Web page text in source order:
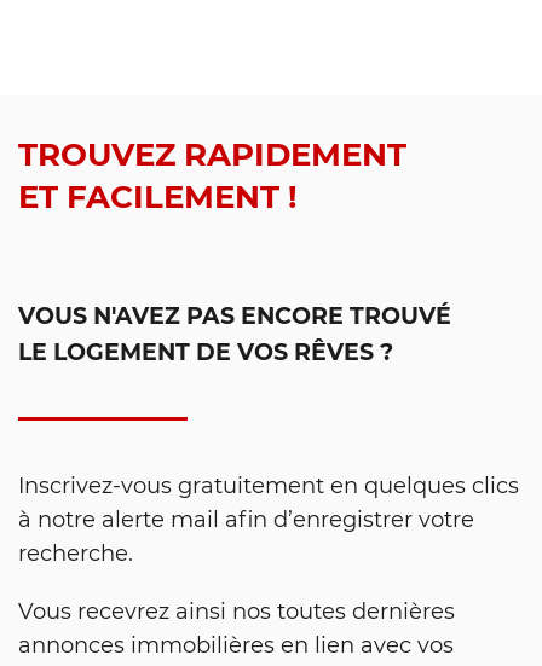
TROUVEZ RAPIDEMENT
ET FACILEMENT !
VOUS N'AVEZ PAS ENCORE TROUVÉ
LE LOGEMENT DE VOS RÊVES ?
Inscrivez-vous gratuitement en quelques clics
à notre alerte mail afin d’enregistrer votre
recherche.
Vous recevrez ainsi nos toutes dernières
annonces immobilières en lien avec vos